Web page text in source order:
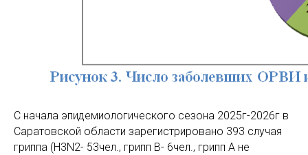
С начала эпидемиологического сезона 2025г-2026г в
Саратовской области зарегистрировано 393 случая
гриппа (H3N2- 53чел., грипп В- 6чел., грипп А не